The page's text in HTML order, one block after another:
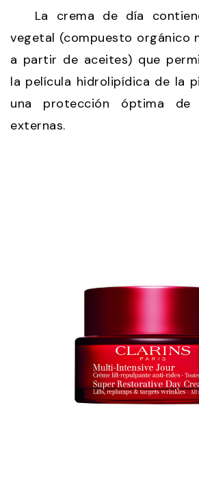
La crema de día
vegetal (compuesto orgánico
a partir de aceites) que
la película hidrolipídica de la
una protección óptima de
externas.